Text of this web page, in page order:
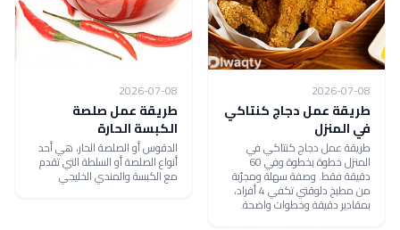
2026-07-08
طريقة عمل دجاج كنتاكي
في المنزل
طريقة عمل دجاج كنتاكي في
المنزل خطوة بخطوة وفي 60
دقيقة فقط. وصفة سهلة ومجرّبة
من مطبخ دلوقتي تكفي 4 أفراد،
بمقادير دقيقة وخطوات واضحة.
2026-07-08
طريقة عمل صلصة
الكبسة الحارة
الدقوس أو الصلصة الحار، هي أحد
أنواع الصلصة أو السلطة التي تقدم
مع الكبسة والمندي الخليجي